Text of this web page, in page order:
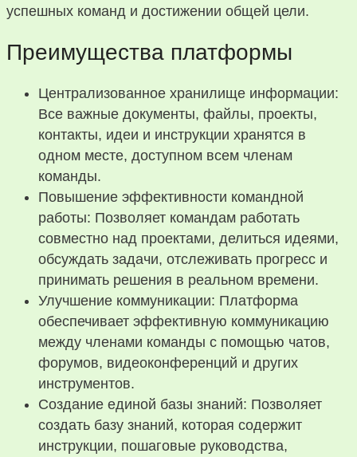
успешных команд и достижении общей цели.
Преимущества платформы
Централизованное хранилище информации:
Все важные документы, файлы, проекты,
контакты, идеи и инструкции хранятся в
одном месте, доступном всем членам
команды.
Повышение эффективности командной
работы: Позволяет командам работать
совместно над проектами, делиться идеями,
обсуждать задачи, отслеживать прогресс и
принимать решения в реальном времени.
Улучшение коммуникации: Платформа
обеспечивает эффективную коммуникацию
между членами команды с помощью чатов,
форумов, видеоконференций и других
инструментов.
Создание единой базы знаний: Позволяет
создать базу знаний, которая содержит
инструкции, пошаговые руководства,